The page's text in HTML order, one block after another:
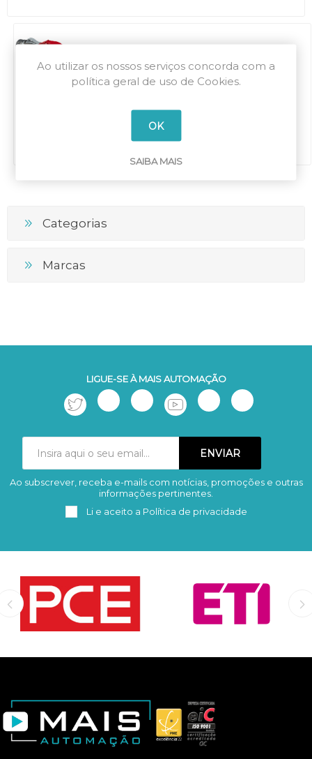
Categorias
Marcas
LIGUE-SE À MAIS AUTOMAÇÃO
Subscrever Remover
Ao subscrever, receba e-mails com notícias, promoções e outras
informações pertinentes.
Li e aceito a Política de privacidade
Ao utilizar os nossos serviços concorda com a
política geral de uso de Cookies.
OK
SAIBA MAIS